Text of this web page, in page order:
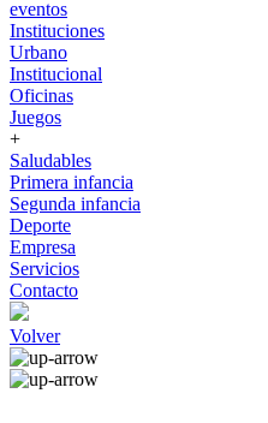
eventos
Instituciones
Urbano
Institucional
Oficinas
Juegos
+
Saludables
Primera infancia
Segunda infancia
Deporte
Empresa
Servicios
Contacto
Volver